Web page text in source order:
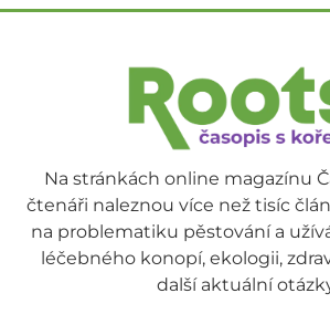
Na stránkách online magazínu
čtenáři naleznou více než tisíc
na problematiku pěstování a
léčebného konopí, ekologii,
další aktuální